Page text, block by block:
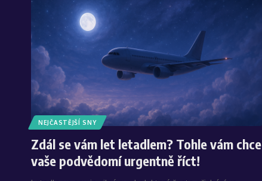
NEJČASTĚJŠÍ SNY
Zdál se vám let letadlem? Tohle vám chce
vaše podvědomí urgentně říct!